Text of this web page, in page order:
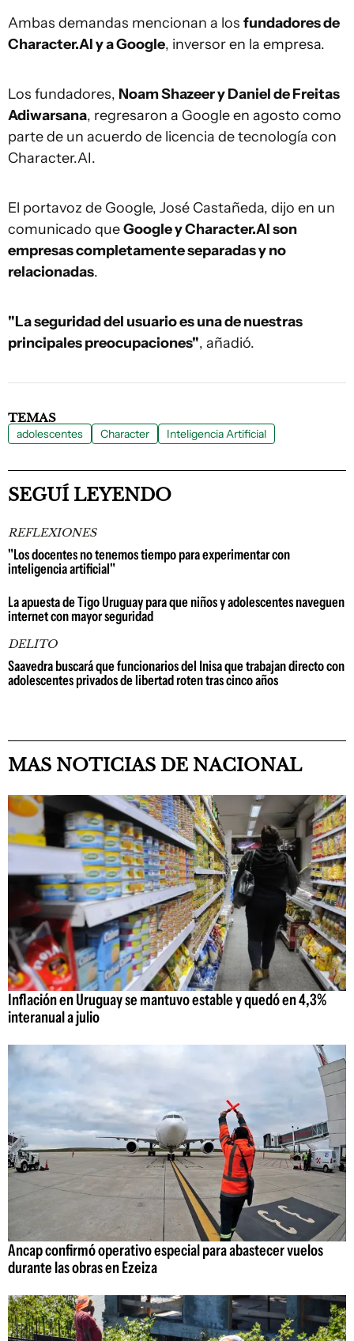
Ambas demandas mencionan a los fundadores de
Character.AI y a Google, inversor en la empresa.
Los fundadores, Noam Shazeer y Daniel de Freitas
Adiwarsana, regresaron a Google en agosto como
parte de un acuerdo de licencia de tecnología con
Character.AI.
El portavoz de Google, José Castañeda, dijo en un
comunicado queGoogle y Character.AI son
empresas completamente separadas y no
relacionadas.
"La seguridad del usuario es una de nuestras
principales preocupaciones", añadió.
TEMAS
adolescentes Character Inteligencia Artificial
SEGUÍ LEYENDO
REFLEXIONES
"Los docentes no tenemos tiempo para experimentar con
inteligencia artificial"
La apuesta de Tigo Uruguay para que niños y adolescentes naveguen
internet con mayor seguridad
DELITO
Saavedra buscará que funcionarios del Inisa que trabajan directo con
adolescentes privados de libertad roten tras cinco años
MAS NOTICIAS DE NACIONAL
Inflación en Uruguay se mantuvo estable y quedó en 4,3%
interanual a julio
Ancap confirmó operativo especial para abastecer vuelos
durante las obras en Ezeiza